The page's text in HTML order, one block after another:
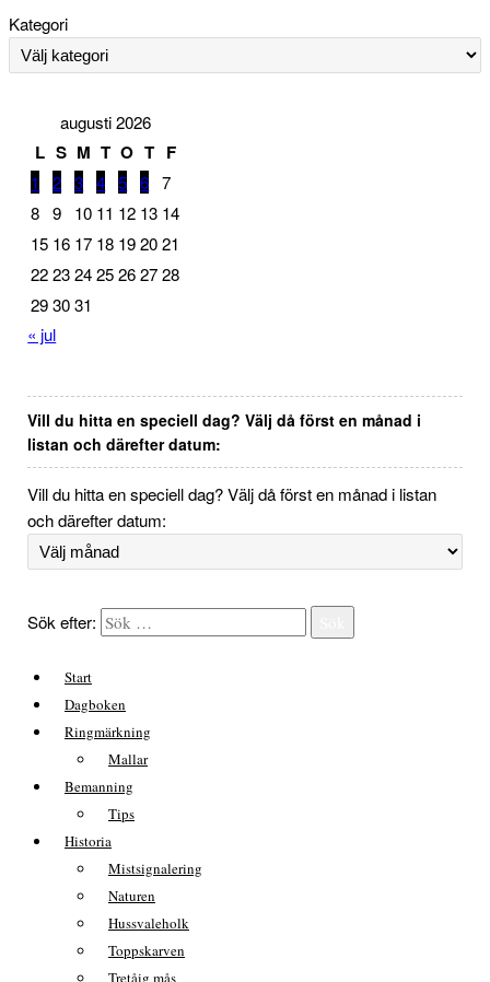
Kategori
augusti 2026
L S M T O T F
1 2 3 4 5 6 7
8 9 10 11 12 13 14
15 16 17 18 19 20 21
22 23 24 25 26 27 28
29 30 31
« jul
Vill du hitta en speciell dag? Välj då först en månad i
listan och därefter datum:
Vill du hitta en speciell dag? Välj då först en månad i listan
och därefter datum:
Sök efter:
Start
Dagboken
Ringmärkning
Mallar
Bemanning
Tips
Historia
Mistsignalering
Naturen
Hussvaleholk
Toppskarven